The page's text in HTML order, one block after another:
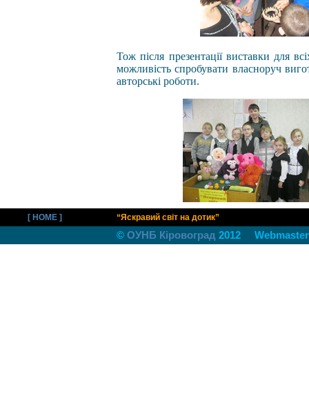
Тож після презентації виставки для
можливість спробувати власноруч
авторські роботи.
[ HOME ] “Яскравий світ на дотик”
© ОУНБ Кiровоград 2012